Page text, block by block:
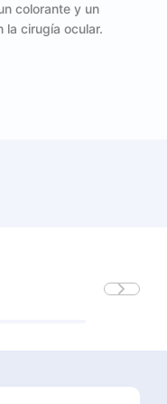
colorante y un
cirugía ocular.